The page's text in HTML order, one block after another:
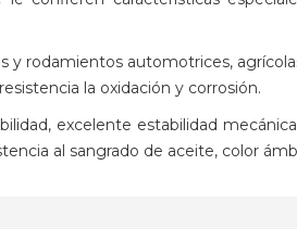
y rodamientos automotrices,
la oxidación y corrosión.
excelente estabilidad
al sangrado de aceite, color